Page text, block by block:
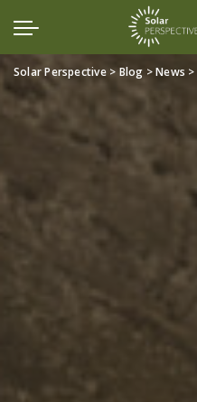
Solar Perspective>Blog >News >